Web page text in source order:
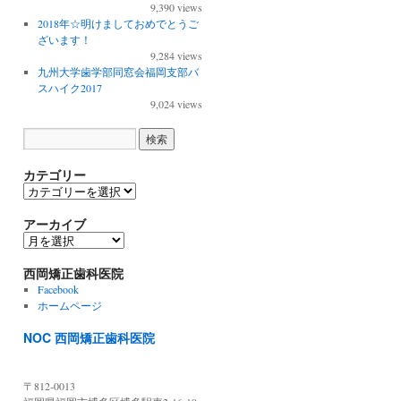
9,390 views
2018年☆明けましておめでとうご
ざいます！
9,284 views
九州大学歯学部同窓会福岡支部バ
スハイク2017
9,024 views
カテゴリー
カ
ゴ
リ
アーカイブ
ア
カ
イ
ブ
西岡矯正歯科医院
Facebook
ホームページ
NOC 西岡矯正歯科医院
〒812-0013